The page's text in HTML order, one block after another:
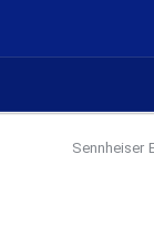
/ Sennheiser